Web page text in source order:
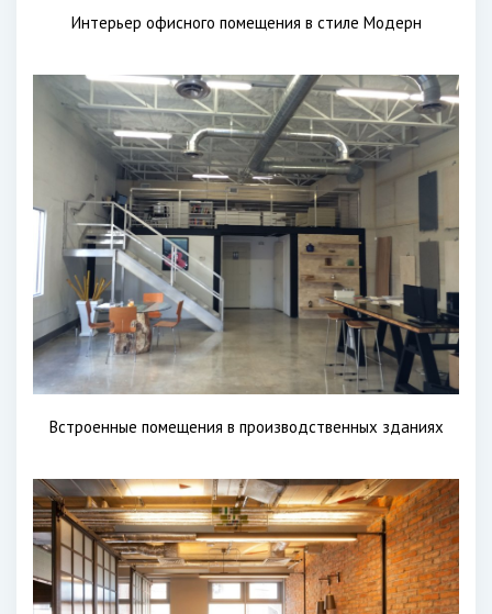
Интерьер офисного помещения в стиле Модерн
Встроенные помещения в производственных зданиях